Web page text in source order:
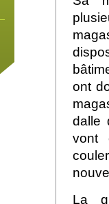
ont
dalle
vont
La